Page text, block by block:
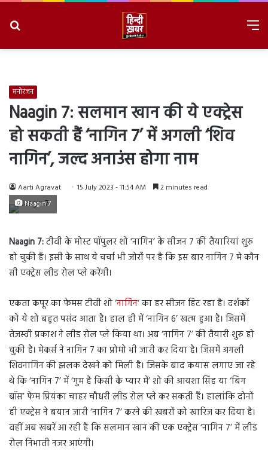
मनोरंजन
Naagin 7: सलमान खान की ये एक्ट्रेस
हो सकती हैं ‘नागिन 7’ में अगली ‘शिव
नागिन’, जल्द अनाउंस होगा नाम
Aarti Agravat 15 July 2023 - 11:54 AM 2 minutes read
Naagin 7
Naagin 7:टीवी के मोस्ट पॉपुलर शो ‘नागिन’ के सीजन 7 की तैयारियां शुरु
हो चुकी हैं। इसी के साथ ये चर्चा भी जोरों पर है कि इस बार नागिन 7 मे कौन
सी एक्ट्रेस लीड रोल प्ले करेंगी।
एकता कपूर का फेमस टीवी शो ‘नागिन‘ का हर सीजन हिट रहा है। दर्शकों
को ये शो बहुत पसंद आता है। हाल ही में ‘नागिन 6’ खत्म हुआ है। जिसमें
तेजस्वी प्रकाश ने लीड रोल प्ले किया था। अब ‘नागिन 7’ की तैयारी शुरु हो
चुकी है। मेकर्स ने नागिन 7 का प्रोमो भी जारी कर दिया है। जिसमें अगली
शिवनागिन की झलक देखने को मिली है। जिसके बाद कयास लगाए जा रहे
थे कि ‘नागिन 7’ में ‘गुम है किसी के प्यार में’ शो की आयशा सिंह या ‘बिग
बॉस’ फेम प्रियंका चाहर चौधरी लीड रोल प्ले कर सकती हैं। हालांकि दोनों
ही एक्ट्रेस ने बयान जारी ‘नागिन 7’ करने की खबरों को खारिज कर दिया है।
वहीं अब खबरें आ रही हैं कि सलमान खान की एक एक्ट्रेस ‘नागिन 7’ में लीड
रोल निभाती नजर आएंगी।